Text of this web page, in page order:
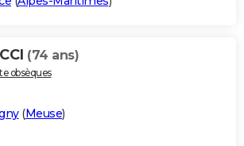
(74 ans)
obsèques
(Meuse)